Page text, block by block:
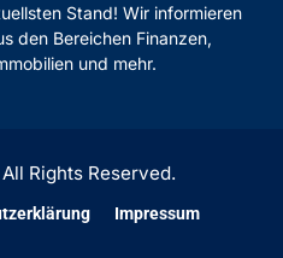
Stand! Wir informieren
den Bereichen Finanzen,
und mehr.
Rights Reserved.
Impressum